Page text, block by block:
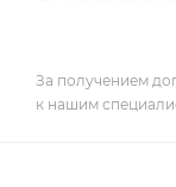
За получением
к нашим